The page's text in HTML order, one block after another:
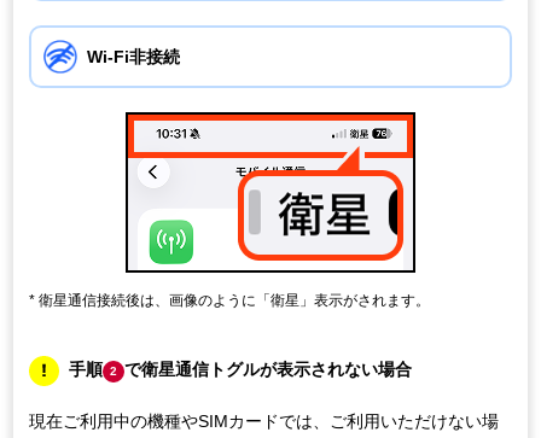
Wi-Fi非接続
衛星通信接続後は、画像のように「衛星」表示がされます。
手順 2 で衛星通信トグルが表示されない場合
現在ご利用中の機種やSIMカードでは、ご利用いただけない場